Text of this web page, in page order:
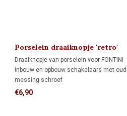
Porselein draaiknopje 'retro'
1910
Draaiknopje van porselein voor FONTINI
inbouw en opbouw schakelaars met oud
messing schroef
€6,90